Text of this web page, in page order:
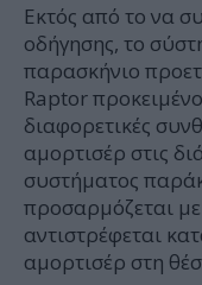
Εκτός από το να
οδήγησης, το
παρασκήνιο
Raptor
διαφορετικές
αμορτισέρ στις
συστήματος
προσαρμόζεται
αντιστρέφεται
αμορτισέρ στη